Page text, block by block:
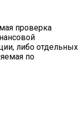
проверка
либо отдельных
по